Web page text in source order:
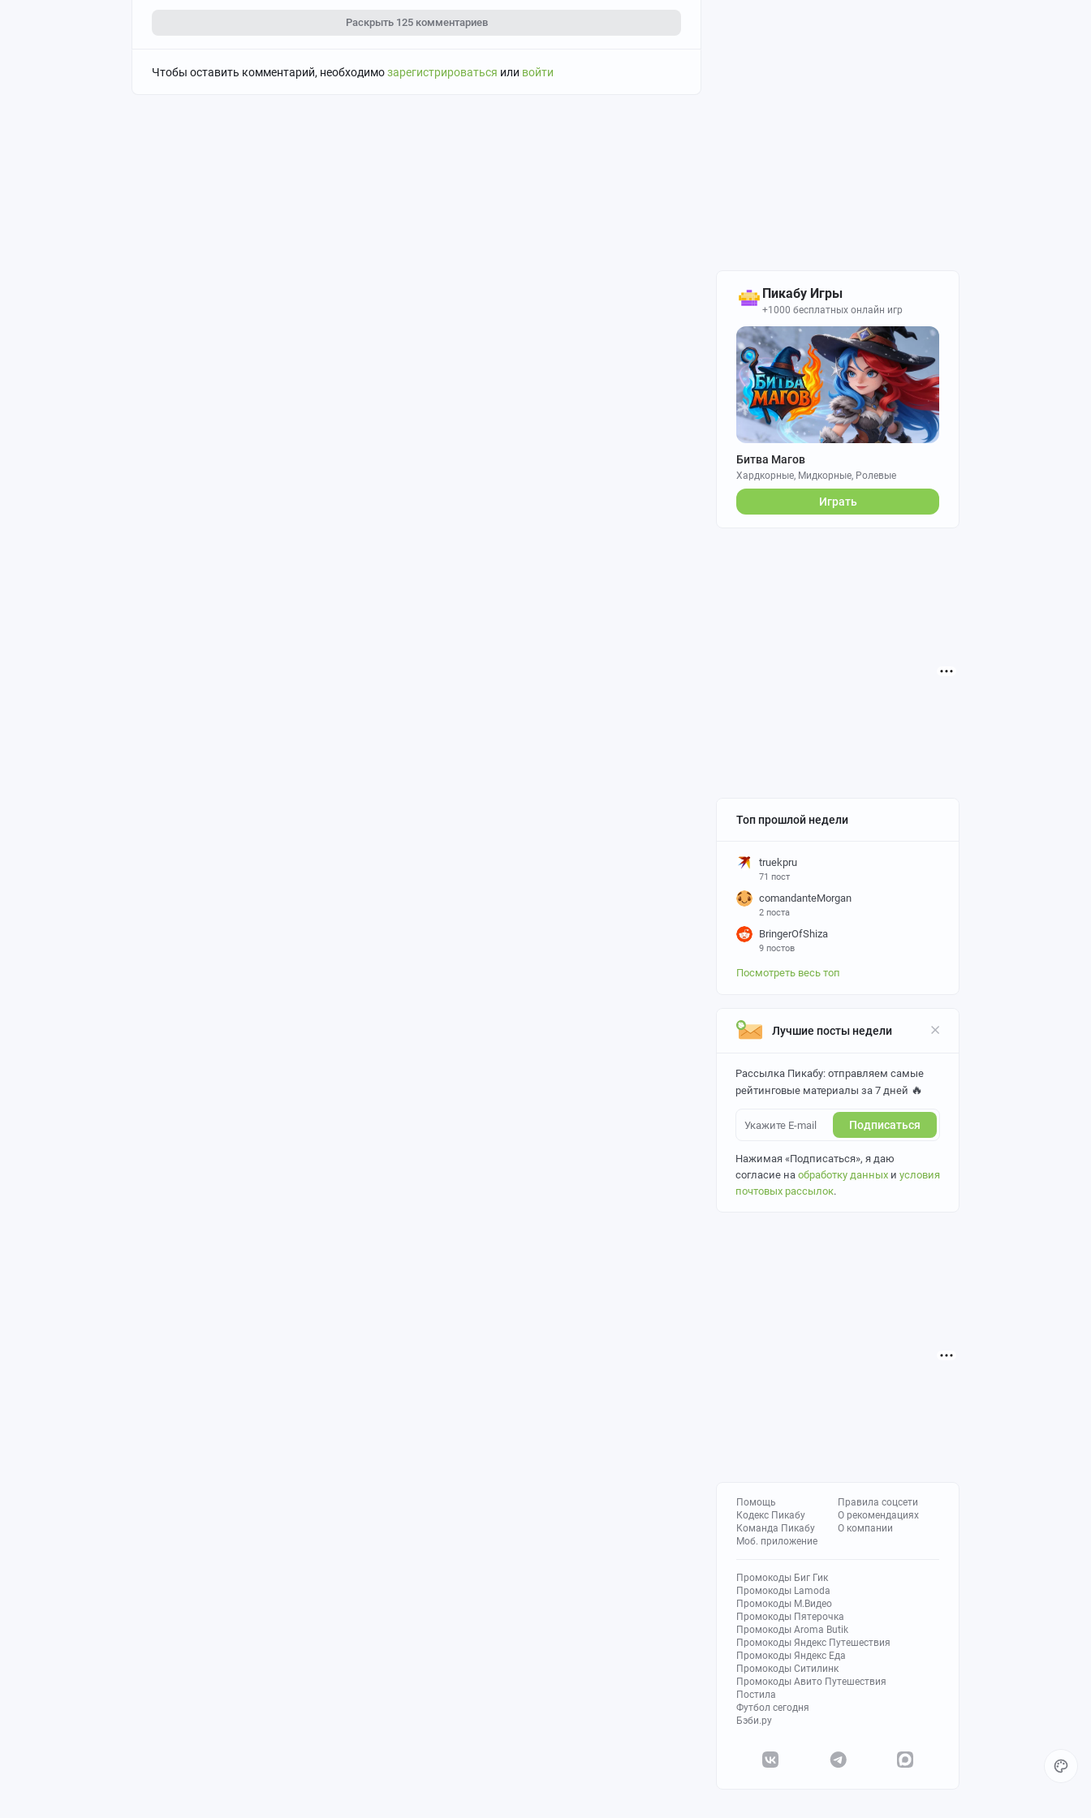
Пикабу Игры
+1000 бесплатных онлайн игр
Битва Магов
Хардкорные, Мидкорные, Ролевые
Играть
Топ прошлой недели
truekpru
71 пост
comandanteMorgan
2 поста
BringerOfShiza
9 постов
Посмотреть весь топ
Лучшие посты недели
Рассылка Пикабу: отправляем самые
рейтинговые материалы за 7 дней 🔥
Подписаться
Нажимая «Подписаться», я даю
согласие на обработку данных и условия
почтовых рассылок.
Помощь
Кодекс Пикабу
Команда Пикабу
Моб. приложение
Правила соцсети
О рекомендациях
О компании
Промокоды Биг Гик
Промокоды Lamoda
Промокоды М.Видео
Промокоды Пятерочка
Промокоды Aroma Butik
Промокоды Яндекс Путешествия
Промокоды Яндекс Еда
Промокоды Ситилинк
Промокоды Авито Путешествия
Постила
Футбол сегодня
Бэби.ру
Раскрыть 125 комментариев
Чтобы оставить комментарий, необходимозарегистрироваться или войти